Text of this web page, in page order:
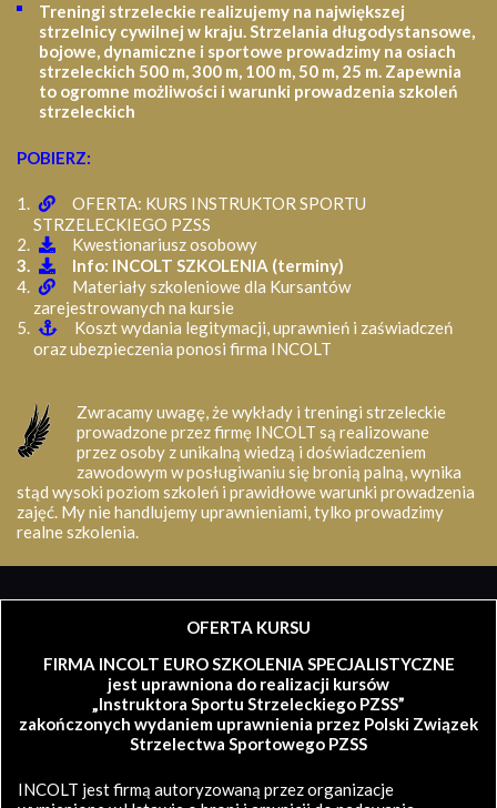
Treningi strzeleckie realizujemy na największej
strzelnicy cywilnej w kraju. Strzelania długodystansowe,
bojowe, dynamiczne i sportowe prowadzimy na osiach
strzeleckich 500 m, 300 m, 100 m, 50 m, 25 m. Zapewnia
to ogromne możliwości i warunki prowadzenia szkoleń
strzeleckich
POBIERZ:
OFERTA: KURS INSTRUKTOR SPORTU
STRZELECKIEGO PZSS
Kwestionariusz osobowy
Info: INCOLT SZKOLENIA (terminy)
Materiały szkoleniowe dla Kursantów
zarejestrowanych na kursie
Koszt wydania legitymacji, uprawnień i zaświadczeń
oraz ubezpieczenia ponosi firma INCOLT
Zwracamy uwagę, że wykłady i treningi strzeleckie
prowadzone przez firmę INCOLT są realizowane
przez osoby z unikalną wiedzą i doświadczeniem
zawodowym w posługiwaniu się bronią palną, wynika
stąd wysoki poziom szkoleń i prawidłowe warunki prowadzenia
zajęć. My nie handlujemy uprawnieniami, tylko prowadzimy
realne szkolenia.
OFERTA KURSU
FIRMA INCOLT EURO SZKOLENIA SPECJALISTYCZNE
jest uprawniona do realizacji kursów
„Instruktora Sportu Strzeleckiego PZSS”
zakończonych wydaniem uprawnienia przez Polski Związek
Strzelectwa Sportowego PZSS
INCOLT jest firmą autoryzowaną przez organizacje